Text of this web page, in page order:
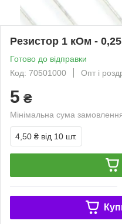
Резистор 1 кОм -
Готово до відправки
Код: 70501000
Опт і
5 ₴
Мінімальна сума
4,50 ₴ від 10 шт.